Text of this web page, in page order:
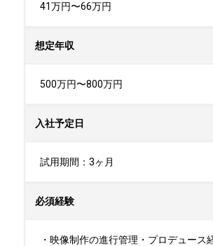
41万円〜66万円
想定年収
500万円〜800万円
入社予定日
試用期間：3ヶ月
必須経験
・映像制作の進行管理・プロデュース